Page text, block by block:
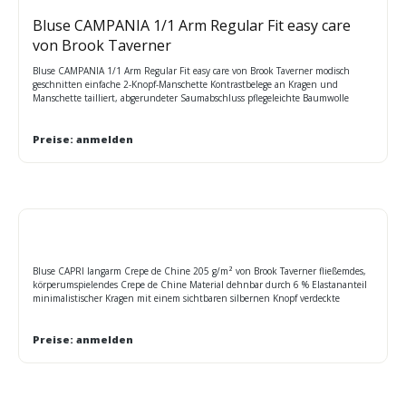
Bluse CAMPANIA 1/1 Arm Regular Fit easy care
von Brook Taverner
Bluse CAMPANIA 1/1 Arm Regular Fit easy care von Brook Taverner modisch
geschnitten einfache 2-Knopf-Manschette Kontrastbelege an Kragen und
Manschette tailliert, abgerundeter Saumabschluss pflegeleichte Baumwolle
Preise: anmelden
Bluse CAPRI langarm Crepe de Chine 205 g/m² von Brook Taverner fließemdes,
körperumspielendes Crepe de Chine Material dehnbar durch 6 % Elastananteil
minimalistischer Kragen mit einem sichtbaren silbernen Knopf verdeckte
Preise: anmelden